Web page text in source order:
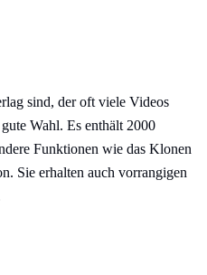
sind, der oft viele Videos
Wahl. Es enthält 2000
Funktionen wie das Klonen
Sie erhalten auch vorrangigen